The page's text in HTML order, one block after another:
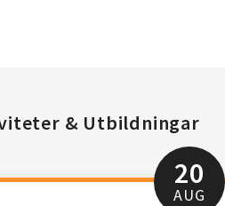
& Utbildningar
20
AUG